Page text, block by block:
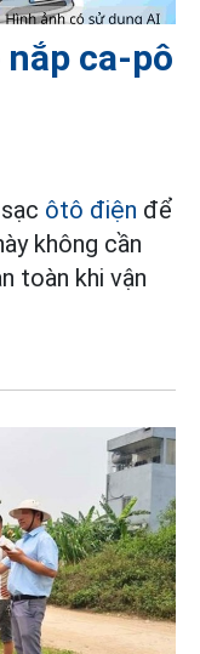
nắp ca-pô
ôtô điện để
không cần
toàn khi vận